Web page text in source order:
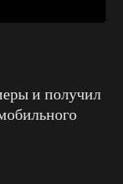
и получил